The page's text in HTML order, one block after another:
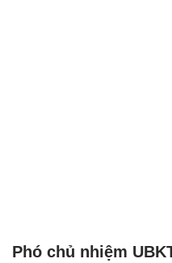
Phó chủ nhiệm